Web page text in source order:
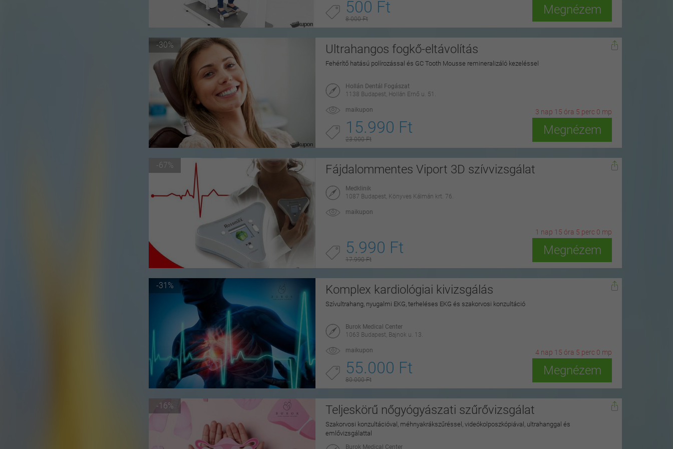
500 Ft
8.000 Ft
Megnézem
-30% Ultrahangos fogkő-eltávolítás
Fehérítő hatású polírozással és GC Tooth Mousse remineralizáló kezeléssel
Hollán Dentál Fogászat
1138 Budapest, Hollán Ernő u. 51.
maikupon 3n ap15ó ra4p erc58 mp
15.990 Ft
23.000 Ft
Megnézem
-67% Fájdalommentes Viport 3D szívvizsgálat
Medklinik
1087 Budapest, Könyves Kálmán krt. 76.
maikupon
1n ap15ó ra4p erc58 mp
5.990 Ft
17.990 Ft
Megnézem
-31% Komplex kardiológiai kivizsgálás
Szívultrahang, nyugalmi EKG, terheléses EKG és szakorvosi konzultáció
Burok Medical Center
1063 Budapest, Bajnok u. 13.
maikupon 4n ap15ó ra4p erc58 mp
55.000 Ft
80.000 Ft
Megnézem
-16% Teljeskörű nőgyógyászati szűrővizsgálat
Szakorvosi konzultációval, méhnyakrákszűréssel, videókolposzkópiával, ultrahanggal és
emlővizsgálattal
Burok Medical Center